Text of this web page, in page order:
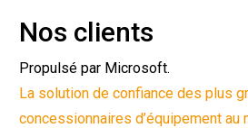
Nos clients
Propulsé par Microsoft.
La solution de confiance des plus
concessionnaires d’équipement au